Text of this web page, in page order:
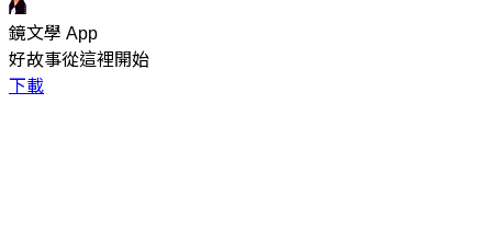
鏡文學 App
好故事從這裡開始
下載